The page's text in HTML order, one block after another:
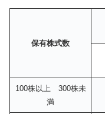
保有株式数
100株以上 300株未
満